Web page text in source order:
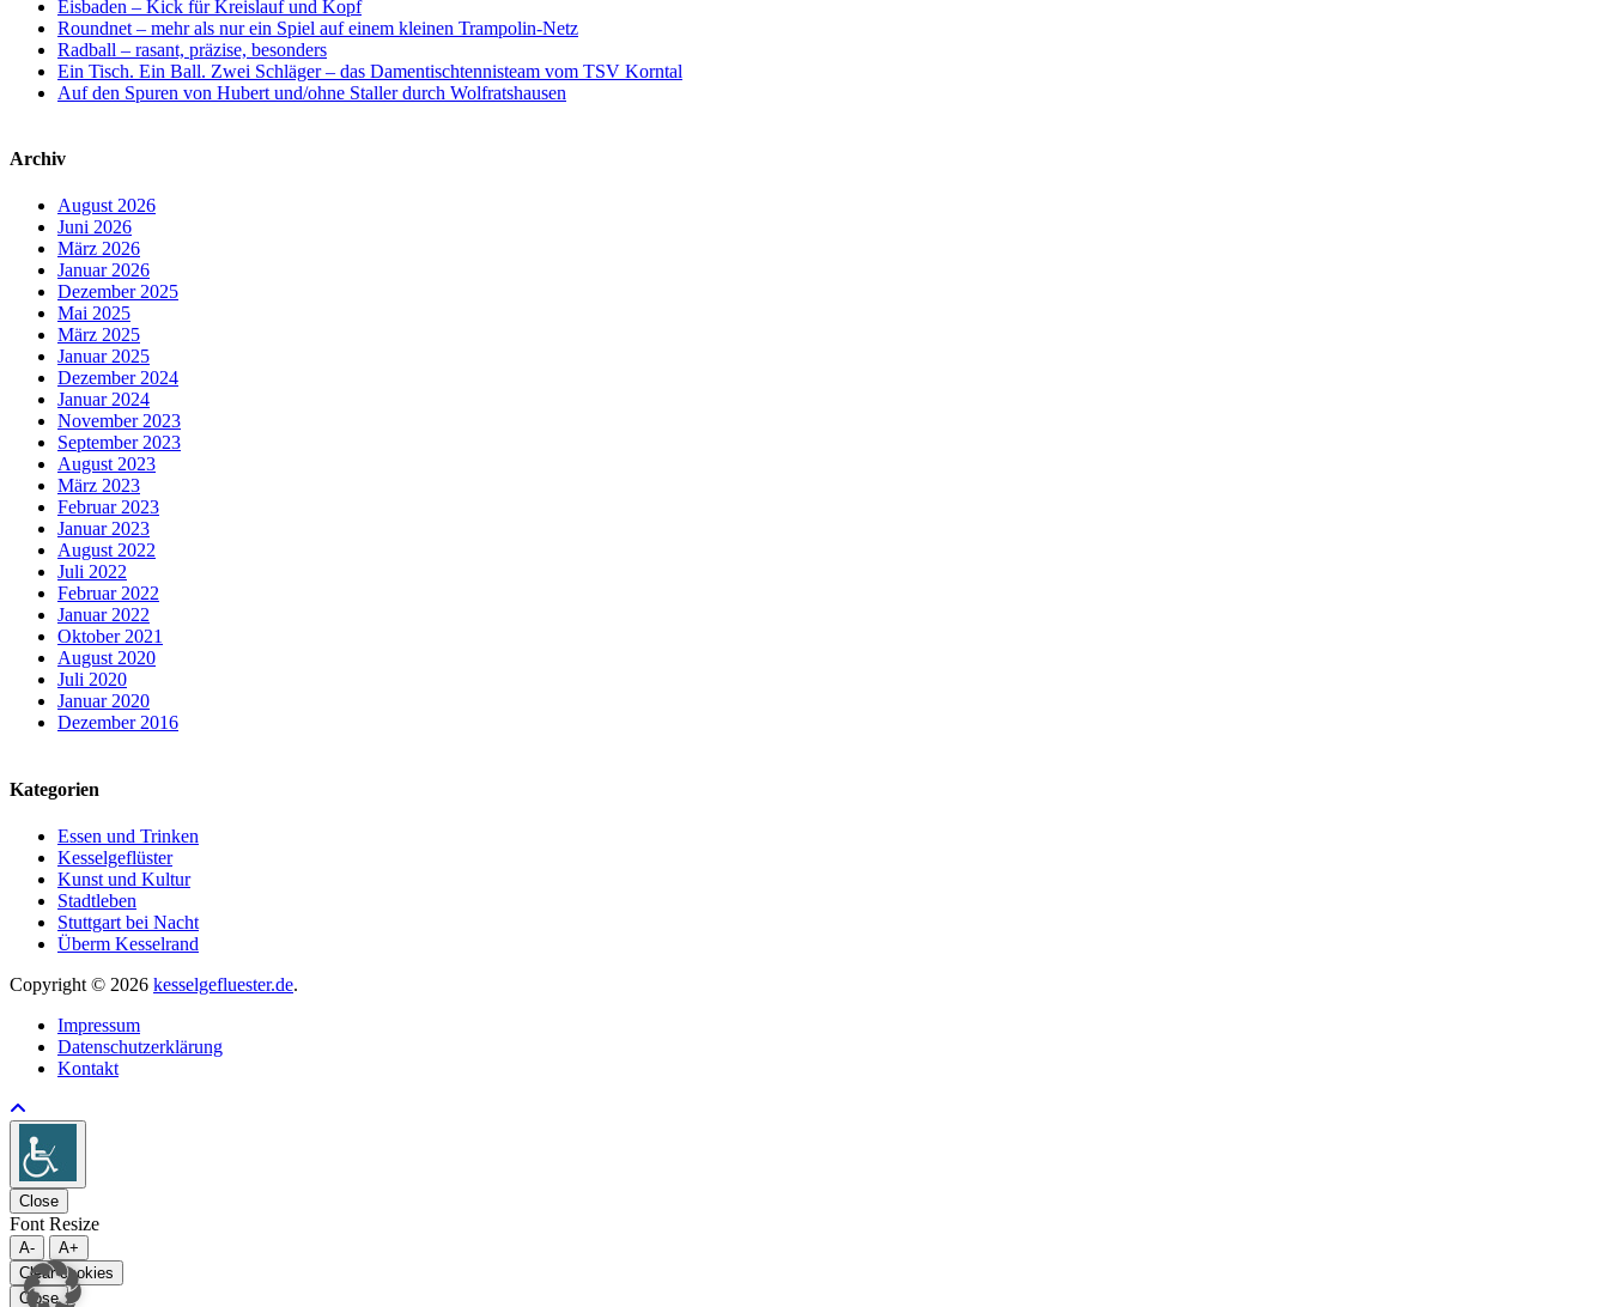
Eisbaden – Kick für Kreislauf und Kopf
Roundnet – mehr als nur ein Spiel auf einem kleinen Trampolin-Netz
Radball – rasant, präzise, besonders
Ein Tisch. Ein Ball. Zwei Schläger – das Damentischtennisteam vom TSV Korntal
Auf den Spuren von Hubert und/ohne Staller durch Wolfratshausen
Archiv
August 2026
Juni 2026
März 2026
Januar 2026
Dezember 2025
Mai 2025
März 2025
Januar 2025
Dezember 2024
Januar 2024
November 2023
September 2023
August 2023
März 2023
Februar 2023
Januar 2023
August 2022
Juli 2022
Februar 2022
Januar 2022
Oktober 2021
August 2020
Juli 2020
Januar 2020
Dezember 2016
Kategorien
Essen und Trinken
Kesselgeflüster
Kunst und Kultur
Stadtleben
Stuttgart bei Nacht
Überm Kesselrand
Copyright © 2026 kesselgefluester.de.
Impressum
Datenschutzerklärung
Kontakt
Close
Font Resize
A-
A+
Clear cookies
Close